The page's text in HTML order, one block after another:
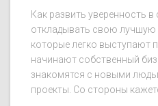
Как развить уверенность в
откладывать свою лучшую
которые легко выступают
начинают собственный
знакомятся с новыми
проекты. Со стороны